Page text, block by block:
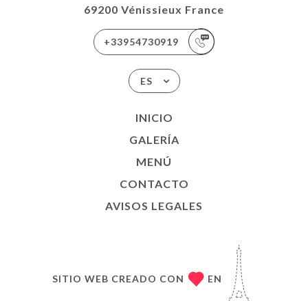
69200 Vénissieux France
+33954730919
ES
INICIO
GALERÍA
MENÚ
CONTACTO
AVISOS LEGALES
SITIO WEB CREADO CON EN